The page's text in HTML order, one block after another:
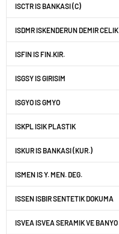
ISCTR IS BANKASI (C)
ISDMR ISKENDERUN DEMIR CELIK
ISFIN IS FIN.KIR.
ISGSY IS GIRISIM
ISGYO IS GMYO
ISKPL ISIK PLASTIK
ISKUR IS BANKASI (KUR.)
ISMEN IS Y. MEN. DEG.
ISSEN ISBIR SENTETIK DOKUMA
ISVEA ISVEA SERAMIK VE BANYO